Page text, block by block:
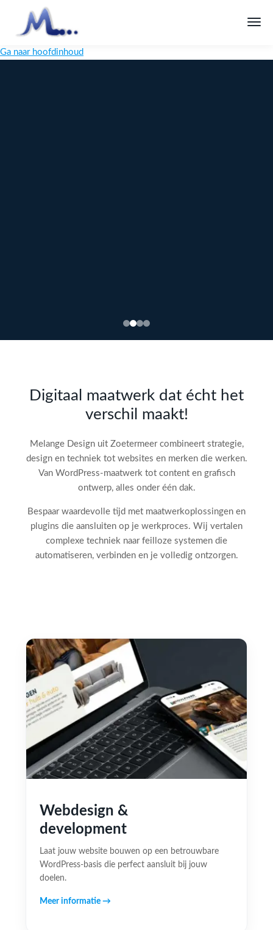
Ga naar hoofdinhoud
de SEO-
audit
Digitaal maatwerk dat écht het
verschil maakt!
Melange Design uit Zoetermeer combineert strategie,
design en techniek tot websites en merken die werken.
Van WordPress-maatwerk tot content en grafisch
ontwerp, alles onder één dak.
Bespaar waardevolle tijd met maatwerkoplossingen en
plugins die aansluiten op je werkproces. Wij vertalen
complexe techniek naar feilloze systemen die
automatiseren, verbinden en je volledig ontzorgen.
Webdesign &
development
Laat jouw website bouwen op een betrouwbare
WordPress-basis die perfect aansluit bij jouw
doelen.
Meer informatie →